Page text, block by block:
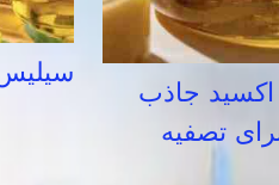
جاذب
تصفیه